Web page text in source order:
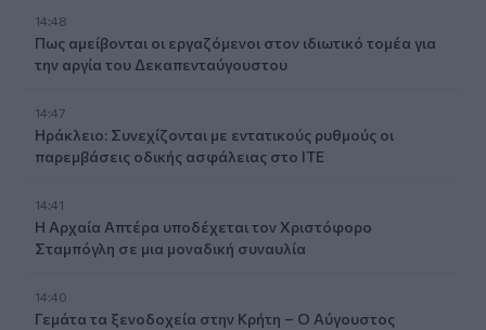
14:48
Πως αμείβονται οι εργαζόμενοι στον ιδιωτικό τομέα για
την αργία του Δεκαπενταύγουστου
14:47
Ηράκλειο: Συνεχίζονται με εντατικούς ρυθμούς οι
παρεμβάσεις οδικής ασφάλειας στο ΙΤΕ
14:41
Η Αρχαία Απτέρα υποδέχεται τον Χριστόφορο
Σταμπόγλη σε μια μοναδική συναυλία
14:40
Γεμάτα τα ξενοδοχεία στην Κρήτη – Ο Αύγουστος